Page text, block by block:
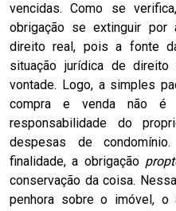
vencidas. Como se
obrigação se extinguir
direito real, pois a fonte
situação jurídica de
vontade. Logo, a simples
compra e venda não é
responsabilidade do
despesas de
finalidade, a obrigação
conservação da coisa.
penhora sobre o imóvel, o